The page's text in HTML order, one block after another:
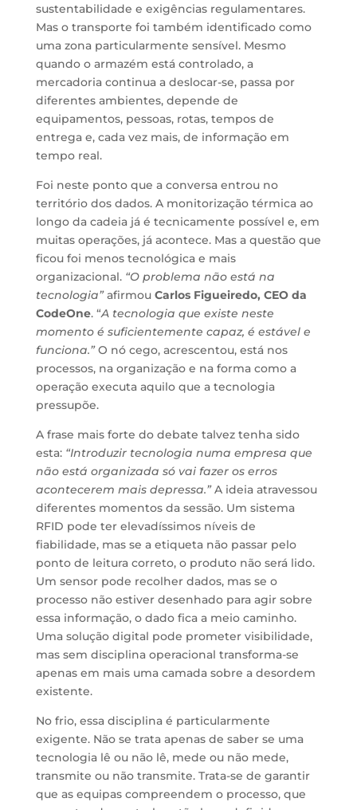
sustentabilidade e exigências regulamentares.
Mas o transporte foi também identificado como
uma zona particularmente sensível. Mesmo
quando o armazém está controlado, a
mercadoria continua a deslocar-se, passa por
diferentes ambientes, depende de
equipamentos, pessoas, rotas, tempos de
entrega e, cada vez mais, de informação em
tempo real.
Foi neste ponto que a conversa entrou no
território dos dados. A monitorização térmica ao
longo da cadeia já é tecnicamente possível e, em
muitas operações, já acontece. Mas a questão que
ficou foi menos tecnológica e mais
organizacional. “O problema não está na
tecnologia”afirmou Carlos Figueiredo, CEO da
CodeOne. “A tecnologia que existe neste
momento é suficientemente capaz, é estável e
funciona.”O nó cego, acrescentou, está nos
processos, na organização e na forma como a
operação executa aquilo que a tecnologia
pressupõe.
A frase mais forte do debate talvez tenha sido
esta: “Introduzir tecnologia numa empresa que
não está organizada só vai fazer os erros
acontecerem mais depressa.”A ideia atravessou
diferentes momentos da sessão. Um sistema
RFID pode ter elevadíssimos níveis de
fiabilidade, mas se a etiqueta não passar pelo
ponto de leitura correto, o produto não será lido.
Um sensor pode recolher dados, mas se o
processo não estiver desenhado para agir sobre
essa informação, o dado fica a meio caminho.
Uma solução digital pode prometer visibilidade,
mas sem disciplina operacional transforma-se
apenas em mais uma camada sobre a desordem
existente.
No frio, essa disciplina é particularmente
exigente. Não se trata apenas de saber se uma
tecnologia lê ou não lê, mede ou não mede,
transmite ou não transmite. Trata-se de garantir
que as equipas compreendem o processo, que